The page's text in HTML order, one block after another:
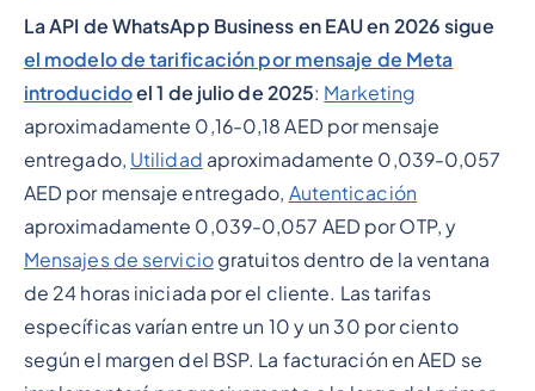
La API de WhatsApp Business en EAU en 2026 sigue
el modelo de tarificación por mensaje de Meta
introducidoel 1 de julio de 2025: Marketing
aproximadamente 0,16-0,18 AED por mensaje
entregado, Utilidad aproximadamente 0,039-0,057
AED por mensaje entregado, Autenticación
aproximadamente 0,039-0,057 AED por OTP, y
Mensajes de serviciogratuitos dentro de la ventana
de 24 horas iniciada por el cliente. Las tarifas
específicas varían entre un 10 y un 30 por ciento
según el margen del BSP. La facturación en AED se